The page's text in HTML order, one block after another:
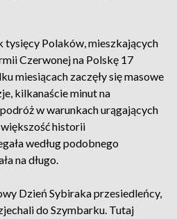
tysięcy Polaków, mieszkających
Czerwonej na Polskę 17
miesiącach zaczęły się masowe
kilkanaście minut na
w warunkach urągających
historii
według podobnego
na długo.
Dzień Sybiraka przesiedleńcy,
do Szymbarku. Tutaj